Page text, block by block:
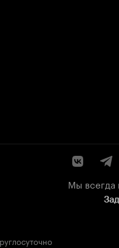
Мы всегда